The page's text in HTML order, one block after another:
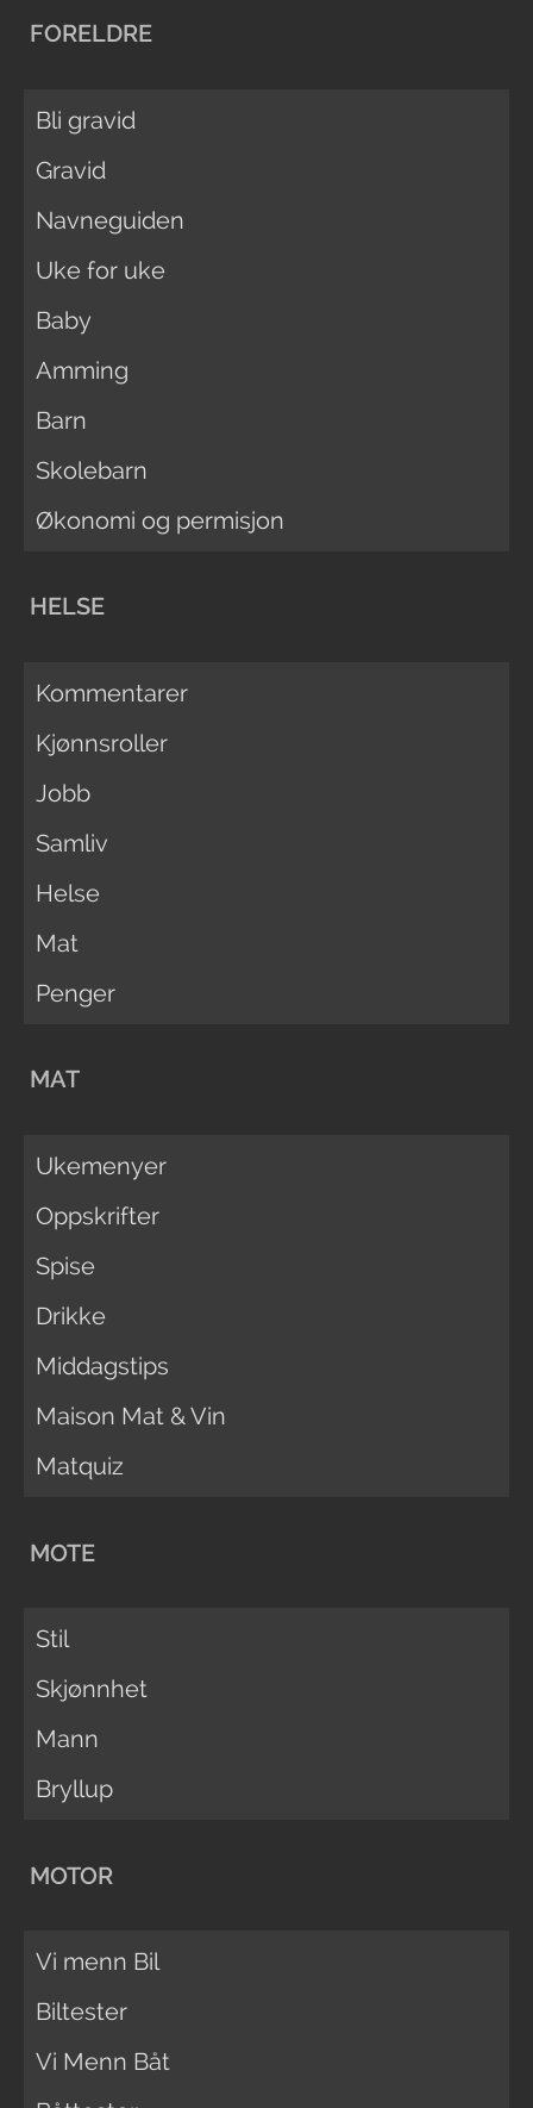
FORELDRE
Bli gravid
Gravid
Navneguiden
Uke for uke
Baby
Amming
Barn
Skolebarn
Økonomi og permisjon
HELSE
Kommentarer
Kjønnsroller
Jobb
Samliv
Helse
Mat
Penger
MAT
Ukemenyer
Oppskrifter
Spise
Drikke
Middagstips
Maison Mat & Vin
Matquiz
MOTE
Stil
Skjønnhet
Mann
Bryllup
MOTOR
Vi menn Bil
Biltester
Vi Menn Båt